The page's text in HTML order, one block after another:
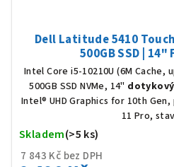
Dell Latitude 5410 Touch
500GB SSD | 14"
Intel Core i5-10210U (6M Cache,
500GB SSD NVMe, 14"
Intel® UHD Graphics for 10th
11 Pro,
7 843 Kč bez DPH
Skladem(>5 ks)